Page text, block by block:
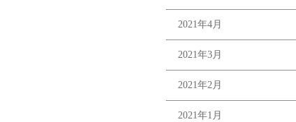
2021年4月
2021年3月
2021年2月
2021年1月